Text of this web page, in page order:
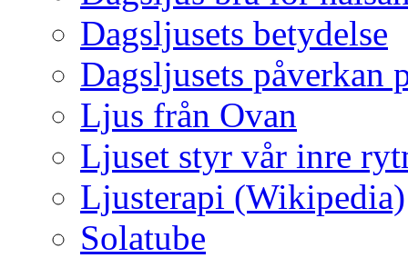
Dagsljusets betydelse
Dagsljusets påverkan
Ljus från Ovan
Ljuset styr vår inre
Ljusterapi (Wikipedia)
Solatube